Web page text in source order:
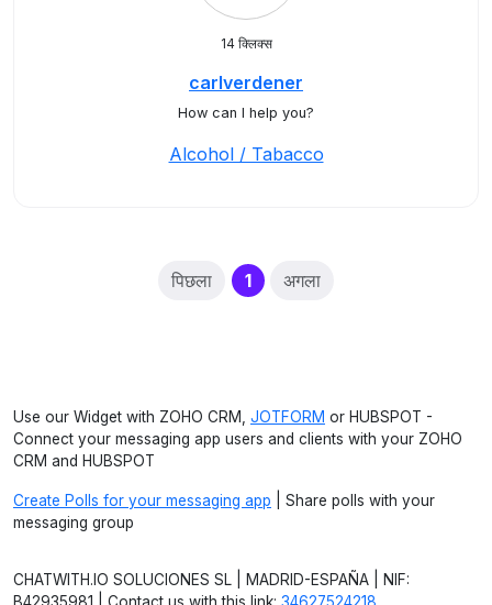
14 क्लिक्स
carlverdener
How can I help you?
Alcohol / Tabacco
पिछला 1(current)
अगला
Use our Widget with ZOHO CRM, JOTFORM or HUBSPOT -
Connect your messaging app users and clients with your ZOHO
CRM and HUBSPOT
Create Polls for your messaging app | Share polls with your
messaging group
CHATWITH.IO SOLUCIONES SL | MADRID-ESPAÑA | NIF: